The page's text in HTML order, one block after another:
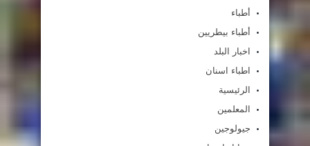
أطباء
أطباء بيطريين
اخبار البلد
اطباء اسنان
الرئيسية
المعلمين
جيولوجين